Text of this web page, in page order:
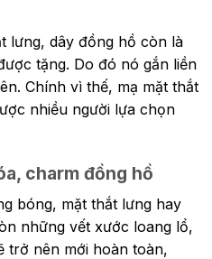
lưng, dây đồng hồ còn là
tặng. Do đó nó gắn liền
Chính vì thế, mạ mặt thắt
nhiều người lựa chọn
charm đồng hồ
bóng, mặt thắt lưng hay
những vết xước loang lổ,
trở nên mới hoàn toàn,